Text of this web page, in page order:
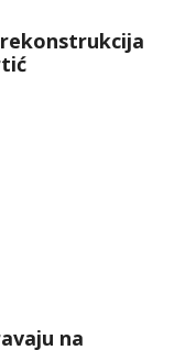
rekonstrukcija
na